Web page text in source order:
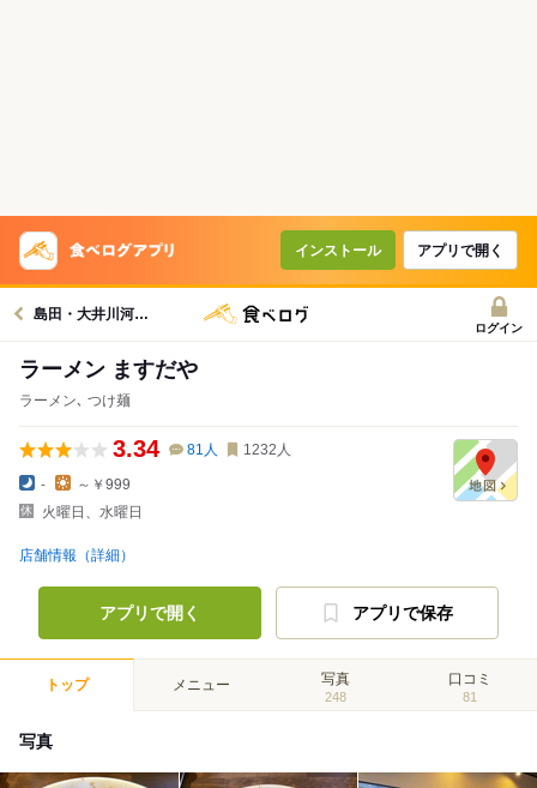
インストール アプリで開く
島田・大井川河口グルメへ
ログイン
ラーメン ますだや
ラーメン､ つけ麺
3.34 81 人 1232 人
-
～￥999
火曜日、水曜日
店舗情報（詳細）
アプリで開く アプリで保存
トップ メニュー 写真
248
口コミ
81
写真